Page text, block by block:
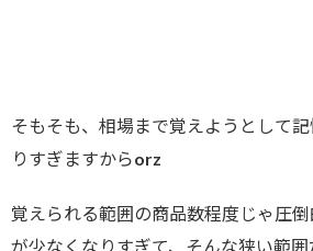
そもそも、相場まで覚えようとして
りすぎますからorz
覚えられる範囲の商品数程度じゃ圧
が少なくなりすぎて、そんな狭い範